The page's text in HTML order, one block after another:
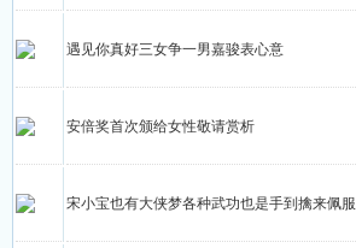
遇见你真好三女争一男嘉骏表心意
安倍奖首次颁给女性敬请赏析
宋小宝也有大侠梦各种武功也是手到擒来佩服